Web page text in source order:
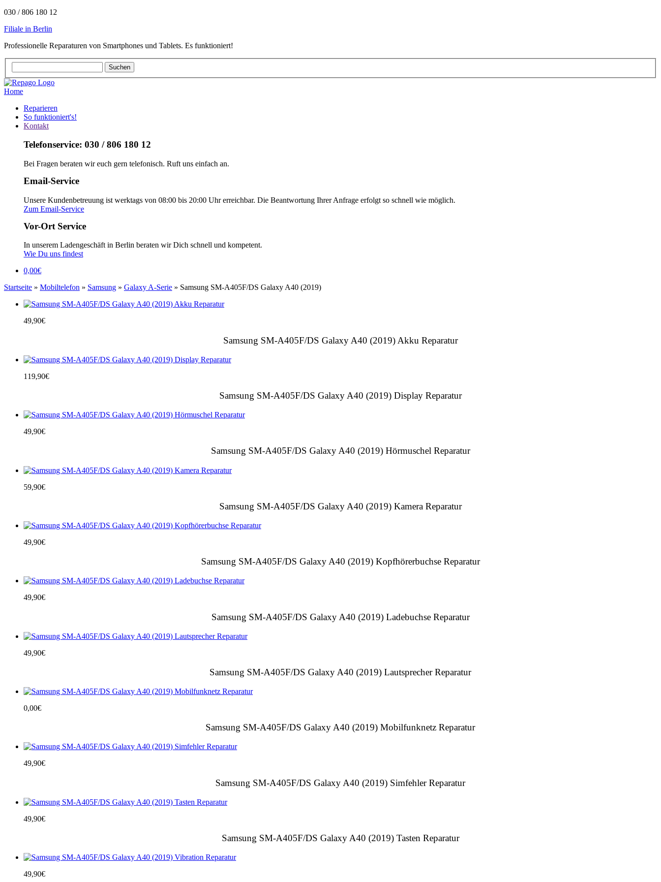
030 / 806 180 12
Filiale in Berlin
Professionelle Reparaturen von Smartphones und Tablets. Es funktioniert!
Home
Reparieren
So funktioniert's!
Kontakt
Telefonservice: 030 / 806 180 12
Bei Fragen beraten wir euch gern telefonisch. Ruft uns einfach an.
Email-Service
Unsere Kundenbetreuung ist werktags von 08:00 bis 20:00 Uhr erreichbar. Die Beantwortung Ihrer Anfrage erfolgt so schnell wie möglich.
Zum Email-Service
Vor-Ort Service
In unserem Ladengeschäft in Berlin beraten wir Dich schnell und kompetent.
Wie Du uns findest
0,00€
Startseite » Mobiltelefon » Samsung » Galaxy A-Serie » Samsung SM-A405F/DS Galaxy A40 (2019)
49,90€
Samsung SM-A405F/DS Galaxy A40 (2019) Akku Reparatur
119,90€
Samsung SM-A405F/DS Galaxy A40 (2019) Display Reparatur
49,90€
Samsung SM-A405F/DS Galaxy A40 (2019) Hörmuschel Reparatur
59,90€
Samsung SM-A405F/DS Galaxy A40 (2019) Kamera Reparatur
49,90€
Samsung SM-A405F/DS Galaxy A40 (2019) Kopfhörerbuchse Reparatur
49,90€
Samsung SM-A405F/DS Galaxy A40 (2019) Ladebuchse Reparatur
49,90€
Samsung SM-A405F/DS Galaxy A40 (2019) Lautsprecher Reparatur
0,00€
Samsung SM-A405F/DS Galaxy A40 (2019) Mobilfunknetz Reparatur
49,90€
Samsung SM-A405F/DS Galaxy A40 (2019) Simfehler Reparatur
49,90€
Samsung SM-A405F/DS Galaxy A40 (2019) Tasten Reparatur
49,90€